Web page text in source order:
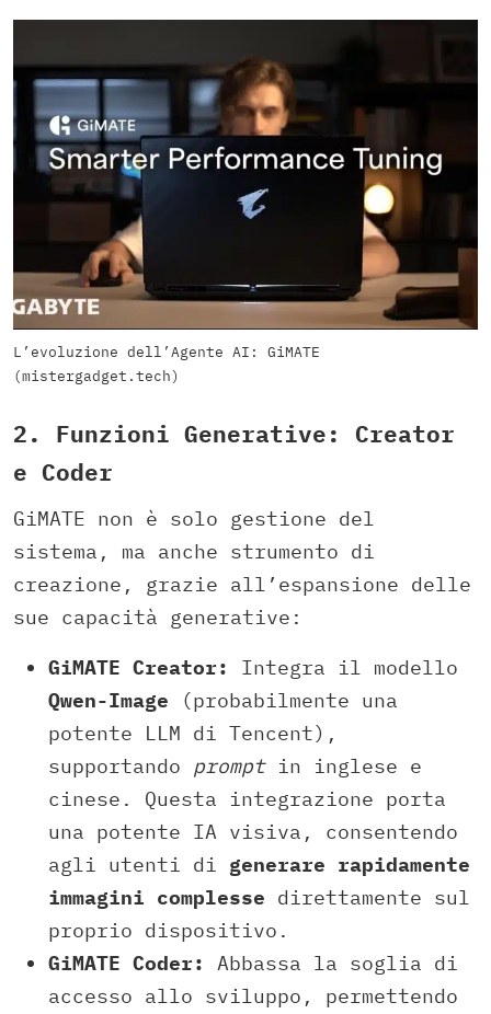
L’evoluzione dell’Agente AI: GiMATE
(mistergadget.tech)
2. Funzioni Generative: Creator
e Coder
GiMATE non è solo gestione del
sistema, ma anche strumento di
creazione, grazie all’espansione delle
sue capacità generative:
GiMATE Creator:
Integra il modello
Qwen-Image (probabilmente una
potente LLM di Tencent),
supportando promptin inglese e
cinese. Questa integrazione porta
una potente IA visiva, consentendo
agli utenti di generare rapidamente
immagini complesse direttamente sul
proprio dispositivo.
GiMATE Coder:
Abbassa la soglia di
accesso allo sviluppo, permettendo